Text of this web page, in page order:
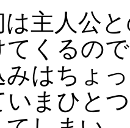
主人公と
てくるの
みはちょ
いまひと